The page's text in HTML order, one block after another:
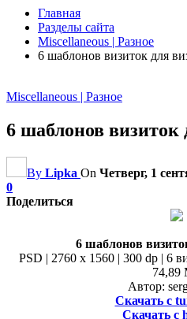
Главная
Разделы сайта
Miscellaneous | Разное
6 шаблонов визиток для
Miscellaneous | Разное
6 шаблонов визиток
By Lipka On Четверг, 1
0
Поделиться
6 шаблонов
PSD | 2760 x 1560 | 300 dp | 6
74,89
Автор:
Скачать с
Скачать с